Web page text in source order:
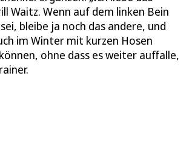
Waitz. Wenn auf dem linken Bein
bleibe ja noch das andere, und
im Winter mit kurzen Hosen
ohne dass es weiter auffalle,